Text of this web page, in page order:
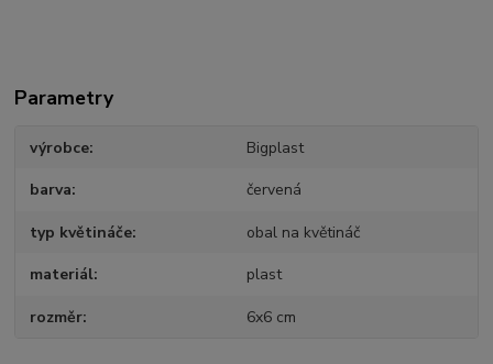
Parametry
výrobce Bigplast
barva červená
typ květináče obal na květináč
materiál plast
rozměr 6x6 cm